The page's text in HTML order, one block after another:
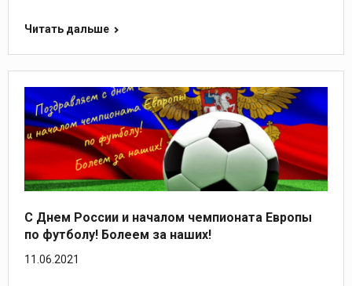
Читать дальше
С Днем России и началом чемпионата Европы
по футболу! Болеем за наших!
11.06.2021